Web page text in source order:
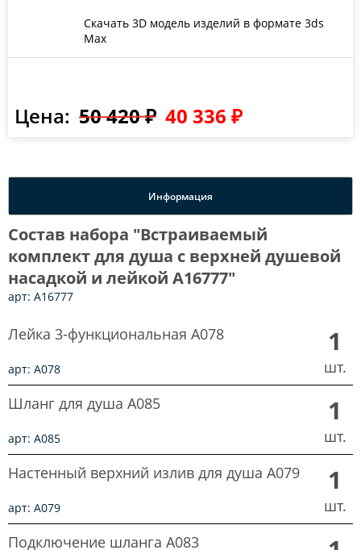
Скачать 3D модель изделий в формате 3ds
Max
Цена: 50 420 ₽ 40 336 ₽
Информация
Состав набора "Встраиваемый
комплект для душа с верхней душевой
насадкой и лейкой A16777"
арт: A16777
Лейка 3-функциональная A078
арт: A078
1
шт.
Шланг для душа A085
арт: A085
1
шт.
Настенный верхний излив для душа A079
арт: A079
1
шт.
Подключение шланга A083